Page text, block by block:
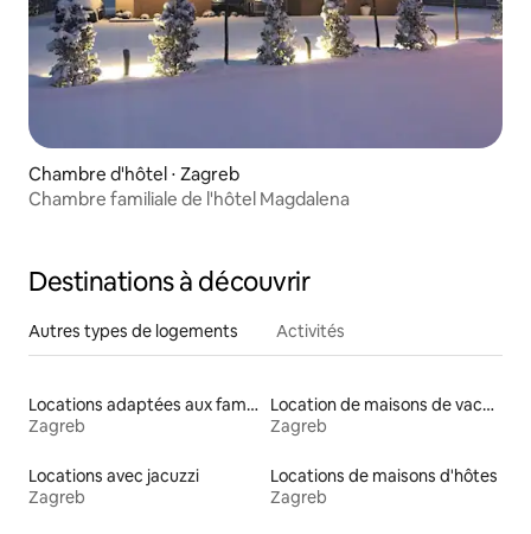
Chambre d'hôtel ⋅ Zagreb
Chambre familiale de l'hôtel Magdalena
Destinations à découvrir
Autres types de logements Activités
Locations adaptées aux familles
Zagreb
Location de maisons de vacances
Zagreb
Locations avec jacuzzi
Zagreb
Locations de maisons d'hôtes
Zagreb